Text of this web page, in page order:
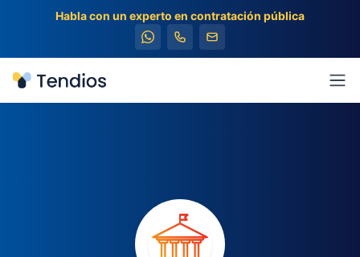
Habla con un experto en contratación pública
Tendios